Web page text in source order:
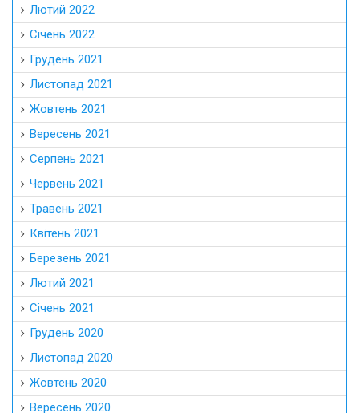
Лютий 2022
Січень 2022
Грудень 2021
Листопад 2021
Жовтень 2021
Вересень 2021
Серпень 2021
Червень 2021
Травень 2021
Квітень 2021
Березень 2021
Лютий 2021
Січень 2021
Грудень 2020
Листопад 2020
Жовтень 2020
Вересень 2020